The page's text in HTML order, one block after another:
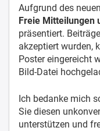
Aufgrund des
Freie Mitteilungen
präsentiert.
akzeptiert wurden,
Poster eingereicht
Bild-Datei
Ich bedanke mich
Sie diesen
unterstützen und